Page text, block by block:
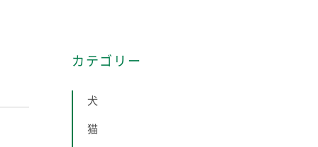
カテゴリー
犬
猫